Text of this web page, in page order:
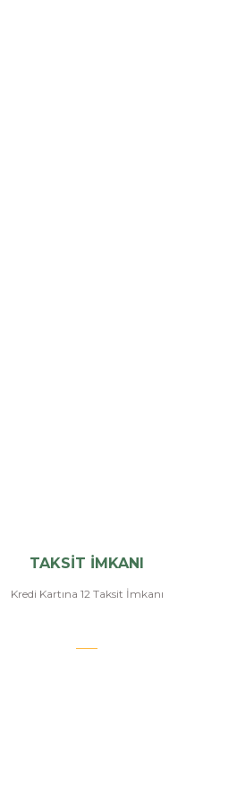
TAKSİT İMKANI
Kredi Kartına 12 Taksit İmkanı